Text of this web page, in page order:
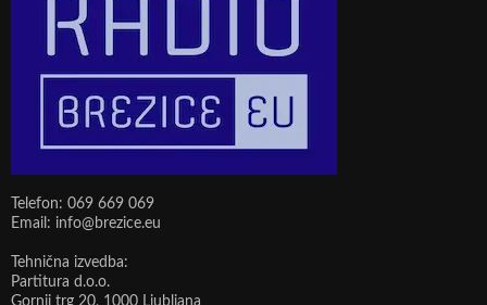
Telefon: 069 669 069
Email: info@brezice.eu
Tehnična izvedba:
Partitura d.o.o.
Gornji trg 20, 1000 Ljubljana